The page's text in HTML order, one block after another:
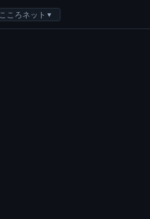
こころネット ▼